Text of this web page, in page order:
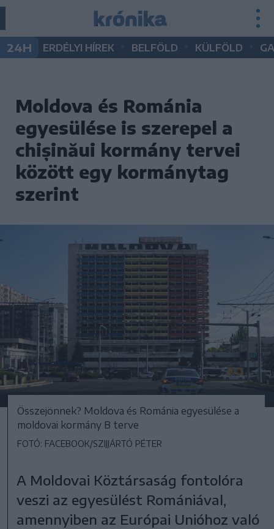
24H ERDÉLYI HÍREK BELFÖLD KÜLFÖLD
Moldova és Románia
egyesülése is szerepel a
chișinăui kormány tervei
között egy kormánytag
szerint
Összejönnek? Moldova és Románia egyesülése a
moldovai kormány B terve
FOTÓ: FACEBOOK/SZIJJÁRTÓ PÉTER
A Moldovai Köztársaság fontolóra
veszi az egyesülést Romániával,
amennyiben az Európai Unióhoz való